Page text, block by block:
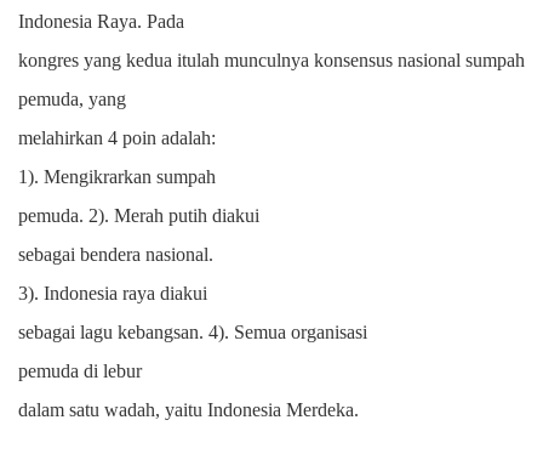
Indonesia Raya. Pada
kongres yang kedua itulah munculnya konsensus nasional sumpah
pemuda, yang
melahirkan 4 poin adalah:
1). Mengikrarkan sumpah
pemuda. 2). Merah putih diakui
sebagai bendera nasional.
3). Indonesia raya diakui
sebagai lagu kebangsan. 4). Semua organisasi
pemuda di lebur
dalam satu wadah, yaitu Indonesia Merdeka.